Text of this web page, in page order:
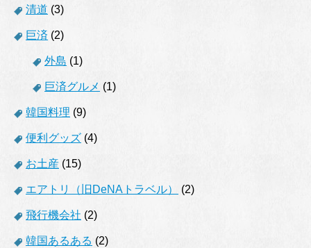
清道 (3)
巨済 (2)
外島 (1)
巨済グルメ (1)
韓国料理 (9)
便利グッズ (4)
お土産 (15)
エアトリ（旧DeNAトラベル） (2)
飛行機会社 (2)
韓国あるある (2)